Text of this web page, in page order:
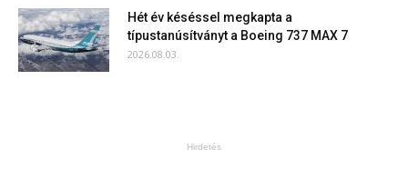
Hét év késéssel megkapta a
típustanúsítványt a Boeing 737 MAX 7
2026.08.03.
Hirdetés